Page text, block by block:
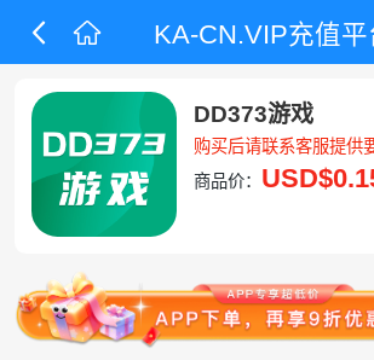
KA-CN.VIP充值平
DD373游戏
购买后请联系客服提供
商品价： USD